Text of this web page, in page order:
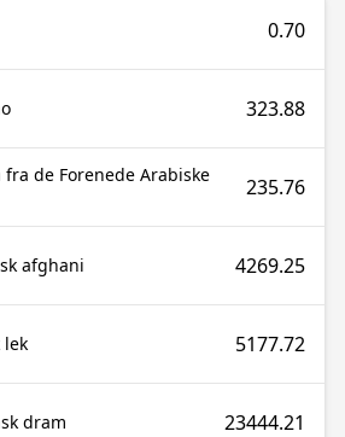
0.70
323.88
fra de Forenede Arabiske
235.76
afghani 4269.25
lek 5177.72
dram 23444.21